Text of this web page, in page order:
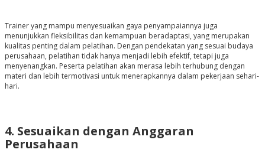
Trainer yang mampu menyesuaikan gaya penyampaiannya juga
menunjukkan fleksibilitas dan kemampuan beradaptasi, yang merupakan
kualitas penting dalam pelatihan. Dengan pendekatan yang sesuai budaya
perusahaan, pelatihan tidak hanya menjadi lebih efektif, tetapi juga
menyenangkan. Peserta pelatihan akan merasa lebih terhubung dengan
materi dan lebih termotivasi untuk menerapkannya dalam pekerjaan sehari-
hari.
4. Sesuaikan dengan Anggaran
Perusahaan